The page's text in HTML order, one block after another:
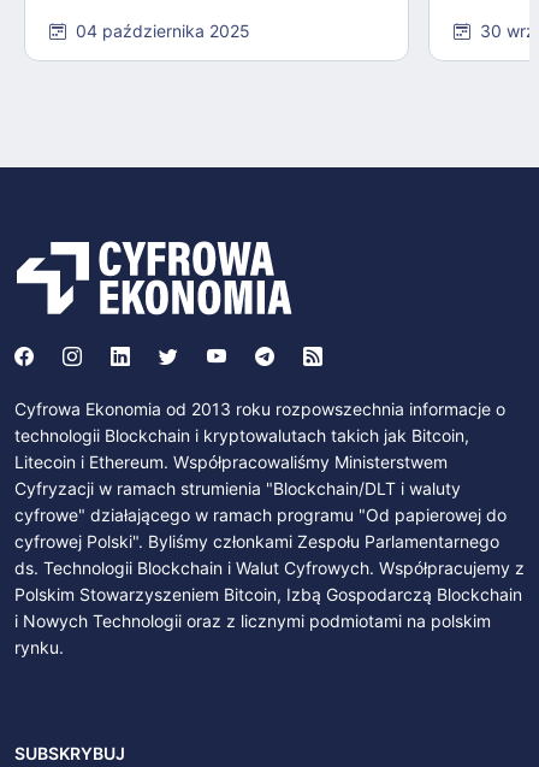
04 października 2025 30
Cyfrowa Ekonomia od 2013 roku rozpowszechnia informacje o
technologii Blockchain i kryptowalutach takich jak Bitcoin,
Litecoin i Ethereum. Współpracowaliśmy Ministerstwem
Cyfryzacji w ramach strumienia "Blockchain/DLT i waluty
cyfrowe" działającego w ramach programu "Od papierowej do
cyfrowej Polski". Byliśmy członkami Zespołu Parlamentarnego
ds. Technologii Blockchain i Walut Cyfrowych. Współpracujemy z
Polskim Stowarzyszeniem Bitcoin, Izbą Gospodarczą Blockchain
i Nowych Technologii oraz z licznymi podmiotami na polskim
rynku.
SUBSKRYBUJ